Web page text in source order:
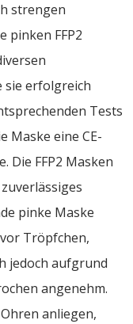
strengen
pinken FFP2
sie erfolgreich
Tests
Maske eine CE-
Die FFP2 Masken
pinke Maske
Tröpfchen,
jedoch aufgrund
angenehm.
anliegen,